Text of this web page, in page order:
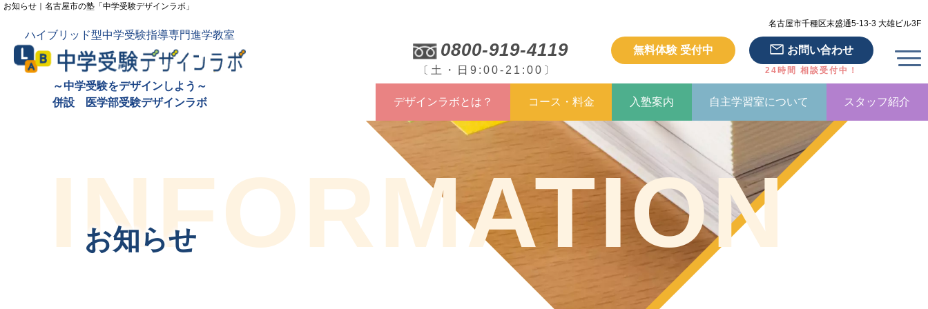
お知らせ｜名古屋市の塾「中学受験デザインラボ」
ハイブリッド型中学受験指導専門進学教室
～中学受験をデザインしよう～
併設 医学部受験デザインラボ
名古屋市千種区末盛通5-13-3 大雄ビル3F
0800-919-4119
〔土・日9:00-21:00〕
無料体験 受付中 お問い合わせ
24時間 相談受付中！
デザインラボとは？ コース・料金 入塾案内 自主学習室について スタッフ紹介
INFORMATION
お知らせ